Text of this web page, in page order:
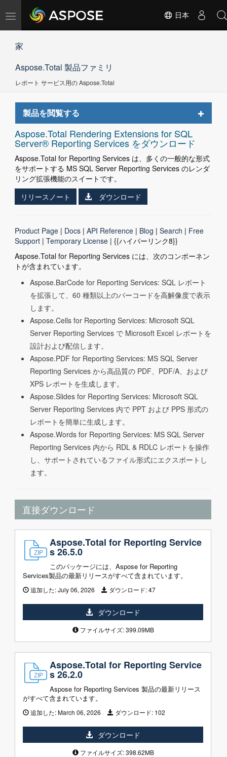
ナ
ー
ョ
の
日本
家
Aspose.Total 製品ファミリ
レポート サービス用の Aspose.Total
製品を閲覧する
Toggle
Aspose.Total Rendering Extensions for SQL
Server® Reporting Services をダウンロード
Aspose.Total for Reporting Services は、多くの一般的な形式
をサポートする MS SQL Server Reporting Services のレンダ
リング拡張機能のスイートです。
リリースノート
ダウンロード
Product Page | Docs | API Reference | Blog | Search | Free
Support | Temporary License | {{ハイパーリンク8}}
Aspose.Total for Reporting Services には、次のコンポーネン
トが含まれています。
Aspose.BarCode for Reporting Services: SQL レポート
を拡張して、60 種類以上のバーコードを高解像度で表示
します。
Aspose.Cells for Reporting Services: Microsoft SQL
Server Reporting Services で Microsoft Excel レポートを
設計および配信します。
Aspose.PDF for Reporting Services: MS SQL Server
Reporting Services から高品質の PDF、PDF/A、および
XPS レポートを生成します。
Aspose.Slides for Reporting Services: Microsoft SQL
Server Reporting Services 内で PPT および PPS 形式の
レポートを簡単に生成します。
Aspose.Words for Reporting Services: MS SQL Server
Reporting Services 内から RDL & RDLC レポートを操作
し、サポートされているファイル形式にエクスポートし
ます。
直接ダウンロード
Aspose.Total for Reporting Service
s 26.5.0
このパッケージには、Aspose for Reporting
Services製品の最新リリースがすべて含まれています。
追加した:July 06, 2026 ダウンロード:47
ダウンロード
ファイルサイズ: 399.09MB
Aspose.Total for Reporting Service
s 26.2.0
Aspose for Reporting Services 製品の最新リリース
がすべて含まれています。
追加した:March 06, 2026 ダウンロード: 102
ダウンロード
ファイルサイズ: 398.62MB